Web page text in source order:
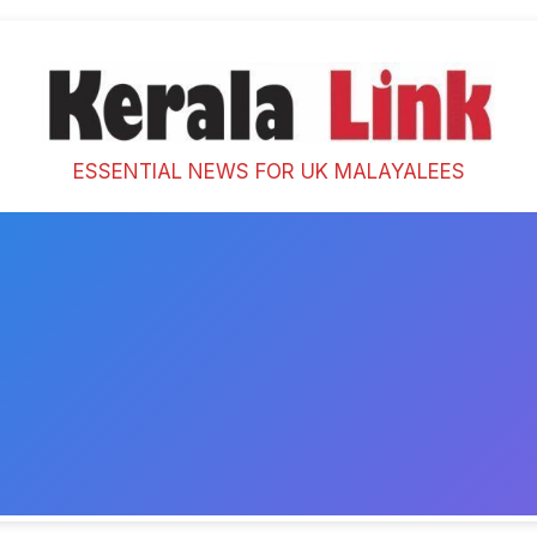
ESSENTIAL NEWS FOR UK MALAYALEES